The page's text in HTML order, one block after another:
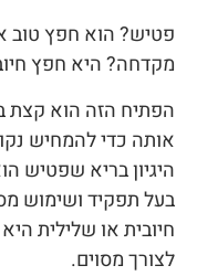
פטיש? הוא חפץ טוב
מקדחה? היא חפץ
הפתיח הזה הוא קצת
אותה כדי להמחיש
היגיון בריא שפטיש
בעל תפקיד ושימוש
חיובית או שלילית
לצורך מסוים.